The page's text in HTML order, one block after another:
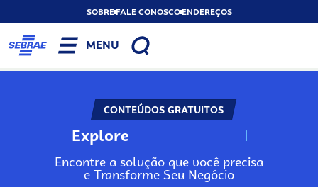
SOBREFALE CONOSCOENDEREÇOS
MENU
CONTEÚDOS GRATUITOS
Explore N
Encontre a solução que você precisa
e Transforme Seu Negócio